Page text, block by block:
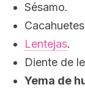
Sésamo.
Lentejas.
Diente de
Yema de